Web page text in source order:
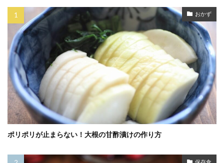
おかず
ポリポリが止まらない！大根の甘酢漬けの作り方
保存食